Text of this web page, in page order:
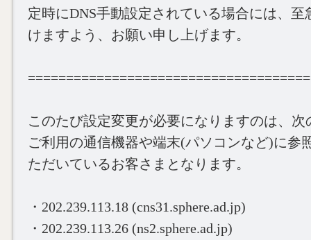
定時にDNS手動設定されている場合には、至
けますよう、お願い申し上げます。
このたび設定変更が必要になりますのは、次
ご利用の通信機器や端末(パソコンなど)に参
ただいているお客さまとなります。
・202.239.113.18 (cns31.sphere.ad.jp)
・202.239.113.26 (ns2.sphere.ad.jp)